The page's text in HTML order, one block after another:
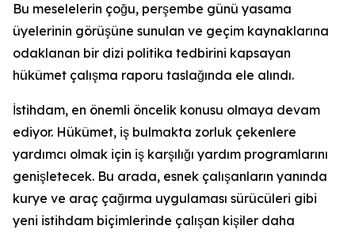
Bu meselelerin çoğu, perşembe günü yasama
üyelerinin görüşüne sunulan ve geçim kaynaklarına
odaklanan bir dizi politika tedbirini kapsayan
hükûmet çalışma raporu taslağında ele alındı.
İstihdam, en önemli öncelik konusu olmaya devam
ediyor. Hükûmet, iş bulmakta zorluk çekenlere
yardımcı olmak için iş karşılığı yardım programlarını
genişletecek. Bu arada, esnek çalışanların yanında
kurye ve araç çağırma uygulaması sürücüleri gibi
yeni istihdam biçimlerinde çalışan kişiler daha